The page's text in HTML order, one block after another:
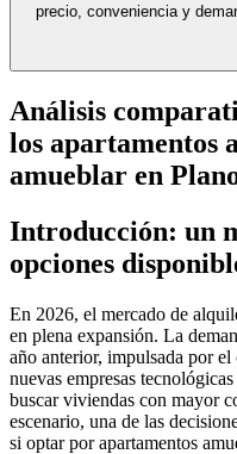
precio, conveniencia y
Análisis
los apartamentos
amueblar en
Introducción: un
opciones
En 2026, el mercado de
en plena expansión. La
año anterior, impulsada por
nuevas empresas
buscar viviendas con mayor
escenario, una de las
si optar por apartamentos